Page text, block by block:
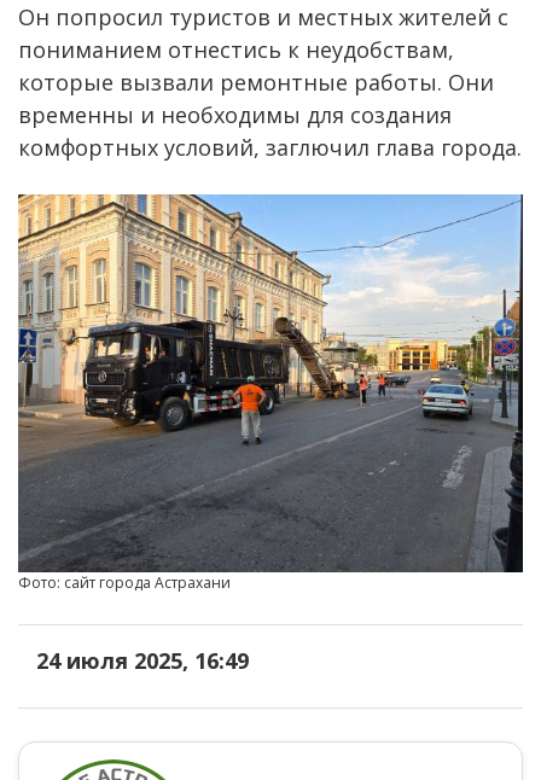
Он попросил туристов и местных жителей с
пониманием отнестись к неудобствам,
которые вызвали ремонтные работы. Они
временны и необходимы для создания
комфортных условий, заглючил глава города.
Фото: сайт города Астрахани
24 июля 2025, 16:49